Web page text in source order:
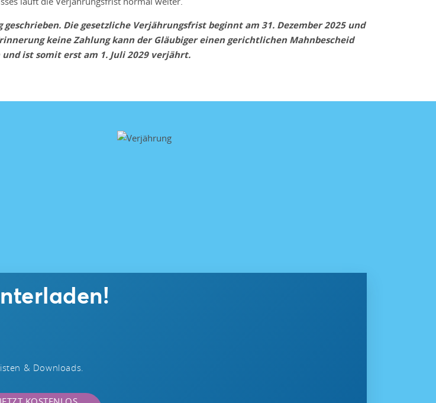
Die gesetzliche Verjährungsfrist beginnt am 31. Dezember 2025 und
keine Zahlung kann der Gläubiger einen gerichtlichen Mahnbescheid
ist somit erst am 1. Juli 2029 verjährt.
& Downloads.